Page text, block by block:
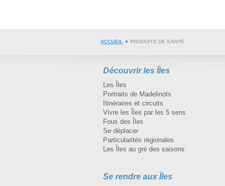
ACCUEIL PRODUITS DE SANTÉ
Découvrir les Îles
Les Îles
Portraits de Madelinots
Itinéraires et circuits
Vivre les Îles par les 5 sens
Fous des Îles
Se déplacer
Particularités régionales
Les Îles au gré des saisons
Se rendre aux Îles